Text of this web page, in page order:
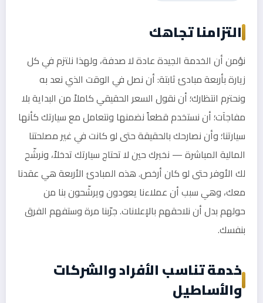
التزامنا تجاهك
نؤمن أن الخدمة الجيدة عادة لا صدفة، ولهذا نلتزم في كل
زيارة بأربعة مبادئ ثابتة: أن نصل في الوقت الذي نعد به
ونحترم انتظارك؛ أن نقول السعر الحقيقي كاملاً من البداية بلا
مفاجآت؛ أن نستخدم قطعاً نضمنها ونتعامل مع سيارتك كأنها
سيارتنا؛ وأن نصارحك بالحقيقة حتى لو كانت في غير مصلحتنا
المالية المباشرة — نخبرك حين لا تحتاج سيارتك تدخلاً، ونرشّح
لك الأوفر حتى لو كان أرخص. هذه المبادئ الأربعة هي عقدنا
معك، وهي سبب أن عملاءنا يعودون ويرشّحون بنا من
حولهم بدل أن نلاحقهم بالإعلانات. جرّبنا مرة وستفهم الفرق
بنفسك.
خدمة تناسب الأفراد والشركات
والأساطيل